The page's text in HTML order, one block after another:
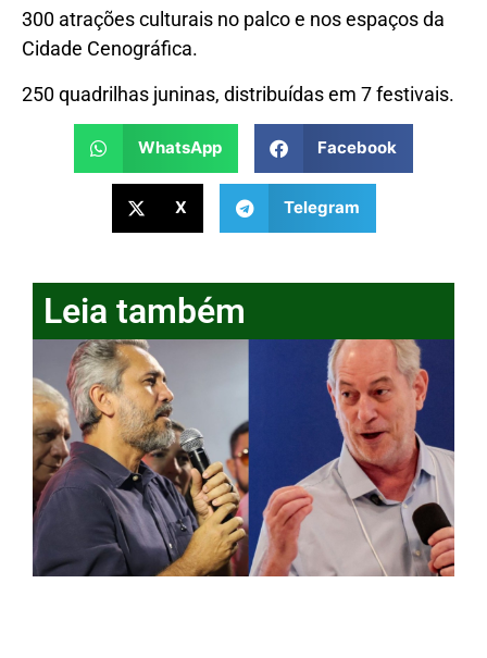
300 atrações culturais no palco e nos espaços da
Cidade Cenográfica.
250 quadrilhas juninas, distribuídas em 7 festivais.
WhatsApp Facebook
X Telegram
Leia também